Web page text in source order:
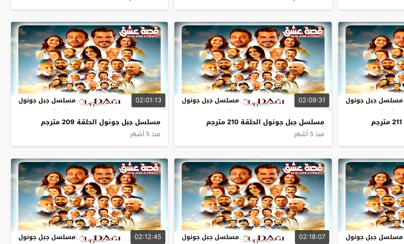
مسلسل جبل جونول 02:09:31 مسلسل جبل جونول
مسلسل جبل جونول الحلقة 210 مترجم
منذ 5 أشهر
02:01:13 مسلسل جبل جونول
مسلسل جبل جونول الحلقة 209 مترجم
منذ 5 أشهر
مسلسل جبل جونول 02:18:07 مسلسل جبل جونول 02:12:45 مسلسل جبل جونول